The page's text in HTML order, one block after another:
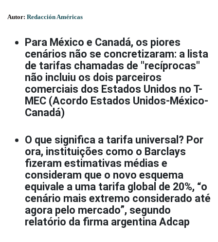
Autor: Redacción Américas
Para México e Canadá, os piores
cenários não se concretizaram: a lista
de tarifas chamadas de "recíprocas"
não incluiu os dois parceiros
comerciais dos Estados Unidos no T-
MEC (Acordo Estados Unidos-México-
Canadá)
O que significa a tarifa universal? Por
ora, instituições como o Barclays
fizeram estimativas médias e
consideram que o novo esquema
equivale a uma tarifa global de 20%, “o
cenário mais extremo considerado até
agora pelo mercado”, segundo
relatório da firma argentina Adcap